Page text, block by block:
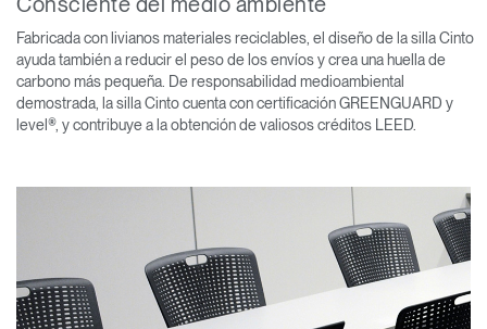
Fabricada con livianos materiales reciclables, el diseño de la silla Cinto
ayuda también a reducir el peso de los envíos y crea una huella de
carbono más pequeña. De responsabilidad medioambiental
demostrada, la silla Cinto cuenta con certificación GREENGUARD y
level®, y contribuye a la obtención de valiosos créditos LEED.